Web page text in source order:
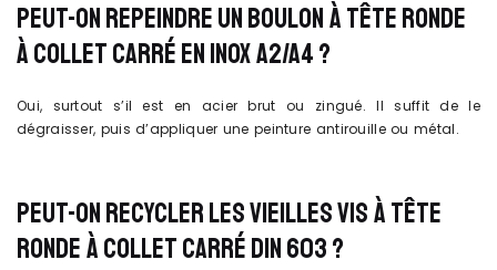
PEUT-ON REPEINDRE UN BOULON À TÊTE RONDE
À COLLET CARRÉ EN INOX A2/A4 ?
Oui, surtout s’il est en acier brut ou zingué. Il suffit de le
dégraisser, puis d’appliquer une peinture antirouille ou métal.
PEUT-ON RECYCLER LES VIEILLES VIS À TÊTE
RONDE À COLLET CARRÉ DIN 603 ?